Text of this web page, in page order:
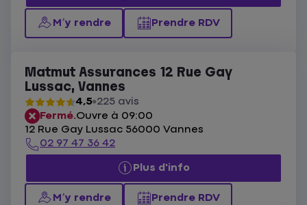
M’y rendre Prendre RDV
Matmut Assurances 12 Rue Gay
Lussac, Vannes
4,5 225 avis
Fermé.Ouvre à 09:00
12 Rue Gay Lussac 56000 Vannes
02 97 47 36 42
Plus d'info
M’y rendre Prendre RDV